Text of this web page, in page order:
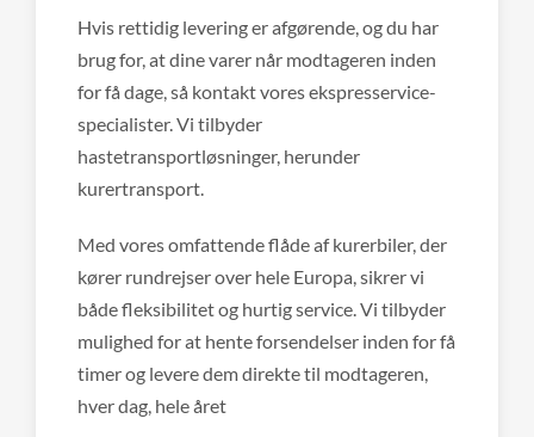
Hvis rettidig levering er afgørende, og du har
brug for, at dine varer når modtageren inden
for få dage, så kontakt vores ekspresservice-
specialister. Vi tilbyder
hastetransportløsninger, herunder
kurertransport.
Med vores omfattende flåde af kurerbiler, der
kører rundrejser over hele Europa, sikrer vi
både fleksibilitet og hurtig service. Vi tilbyder
mulighed for at hente forsendelser inden for få
timer og levere dem direkte til modtageren,
hver dag, hele året